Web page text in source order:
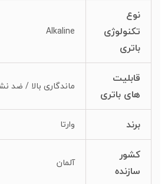
نوع
تکنولوژی
باتری
Alkaline
قابلیت‌
های باتری
ماندگاری بالا / ضد
برند وارتا
کشور
سازنده
آلمان